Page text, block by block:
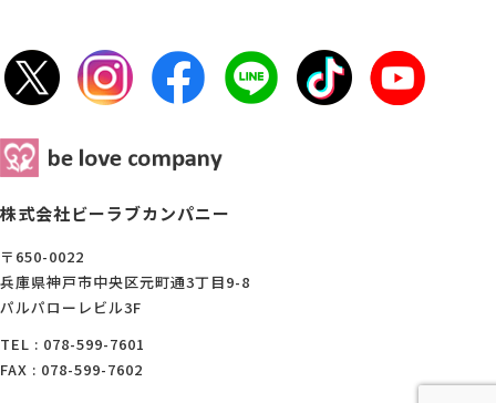
株式会社ビーラブカンパニー
〒650-0022
兵庫県神戸市中央区元町通3丁目9-8
パルパローレビル3F
TEL : 078-599-7601
FAX : 078-599-7602